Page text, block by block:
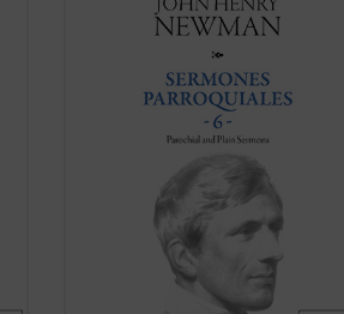
predicados a lo largo de seis años, entre
1836 y el decisivo 1841. La impresión es
que Newman seleccionó con mucho
equilibrio los veinticinco sermones de
este volumen. ...(ver ficha)